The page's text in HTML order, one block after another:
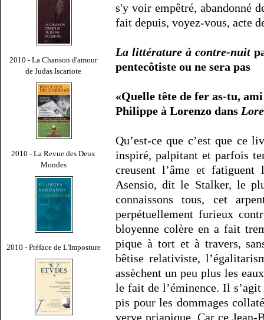
2010 - La Chanson d'amour
de Judas Iscariote
2010 - La Revue des Deux
Mondes
2010 - Préface de L'Imposture
s'y voir empêtré, abandonné
fait depuis, voyez-vous, acte
La littérature à contre-nuit
pentecôtiste ou ne sera pas
«Quelle tête de fer as-tu,
Philippe à Lorenzo dans
Qu’est-ce que c’est que ce
inspiré, palpitant et parfois
creusent l’âme et fatiguent
Asensio, dit le Stalker, le
connaissons tous, cet
perpétuellement furieux
bloyenne colère en a fait
pique à tort et à travers,
bêtise relativiste,
assèchent un peu plus les
le fait de l’éminence. Il
pis pour les dommages
verve priapique. Car ce Jean-